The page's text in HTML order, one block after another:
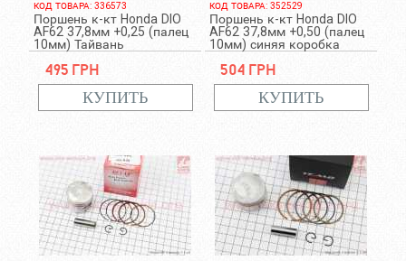
КОД ТОВАРА: 336573
Поршень к-кт Honda DIO
AF62 37,8мм +0,25 (палец
10мм) Тайвань
495 грн
КОД ТОВАРА: 352529
Поршень к-кт Honda DIO
AF62 37,8мм +0,50 (палец
10мм) синяя коробка
504 грн